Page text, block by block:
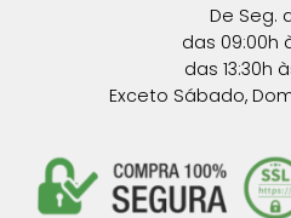
De Seg.
das 09:00h
das 13:30h
Exceto Sábado,